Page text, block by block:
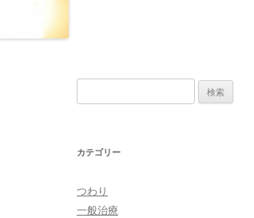
索:
カテゴリー
つわり
一般治療